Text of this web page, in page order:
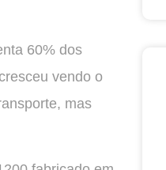
60% dos
vendo o
mas